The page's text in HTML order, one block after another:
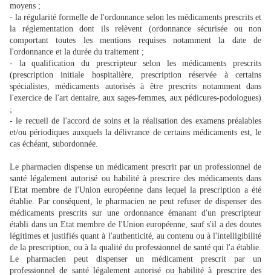
moyens ;
- la régularité formelle de l'ordonnance selon les médicaments prescrits et
la réglementation dont ils relèvent (ordonnance sécurisée ou non
comportant toutes les mentions requises notamment la date de
l'ordonnance et la durée du traitement ;
- la qualification du prescripteur selon les médicaments prescrits
(prescription initiale hospitalière, prescription réservée à certains
spécialistes, médicaments autorisés à être prescrits notamment dans
l'exercice de l'art dentaire, aux sages-femmes, aux pédicures-podologues)
;
- le recueil de l'accord de soins et la réalisation des examens préalables
et/ou périodiques auxquels la délivrance de certains médicaments est, le
cas échéant, subordonnée.
Le pharmacien dispense un médicament prescrit par un professionnel de
santé légalement autorisé ou habilité à prescrire des médicaments dans
l'Etat membre de l'Union européenne dans lequel la prescription a été
établie. Par conséquent, le pharmacien ne peut refuser de dispenser des
médicaments prescrits sur une ordonnance émanant d'un prescripteur
établi dans un Etat membre de l'Union européenne, sauf s'il a des doutes
légitimes et justifiés quant à l'authenticité, au contenu ou à l'intelligibilité
de la prescription, ou à la qualité du professionnel de santé qui l'a établie.
Le pharmacien peut dispenser un médicament prescrit par un
professionnel de santé légalement autorisé ou habilité à prescrire des